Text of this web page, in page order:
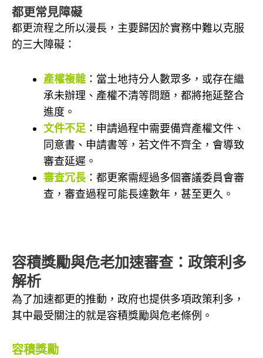
都更常見障礙
都更流程之所以漫長，主要歸因於實務中難以克服
的三大障礙：
產權複雜 ：當土地持分人數眾多，或存在繼
承未辦理、產權不清等問題，都將拖延整合
進度。
文件不足 ：申請過程中需要備齊產權文件、
同意書、申請書等，若文件不齊全，會導致
審查延遲。
審查冗長 ：都更案需經過多個審議委員會審
查，審查過程可能長達數年，甚至更久。
容積獎勵與危老加速審查：政策利多
解析
為了加速都更的推動，政府也提供多項政策利多，
其中最受關注的就是容積獎勵與危老條例。
容積獎勵